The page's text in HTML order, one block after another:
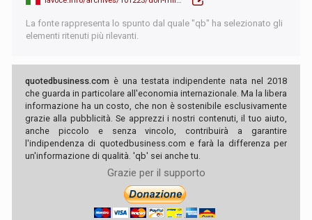
La fonte rappresenta lo spunto dal quale "qb" ha selezionato gli
elementi ritenuti più rilevanti.
quotedbusiness.com è una testata indipendente nata nel 2018
che guarda in particolare all'economia internazionale. Ma la libera
informazione ha un costo, che non è sostenibile esclusivamente
grazie alla pubblicità. Se apprezzi i nostri contenuti, il tuo aiuto,
anche piccolo e senza vincolo, contribuirà a garantire
l'indipendenza di quotedbusiness.com e farà la differenza per
un'informazione di qualità. 'qb' sei anche tu.
Grazie per il supporto